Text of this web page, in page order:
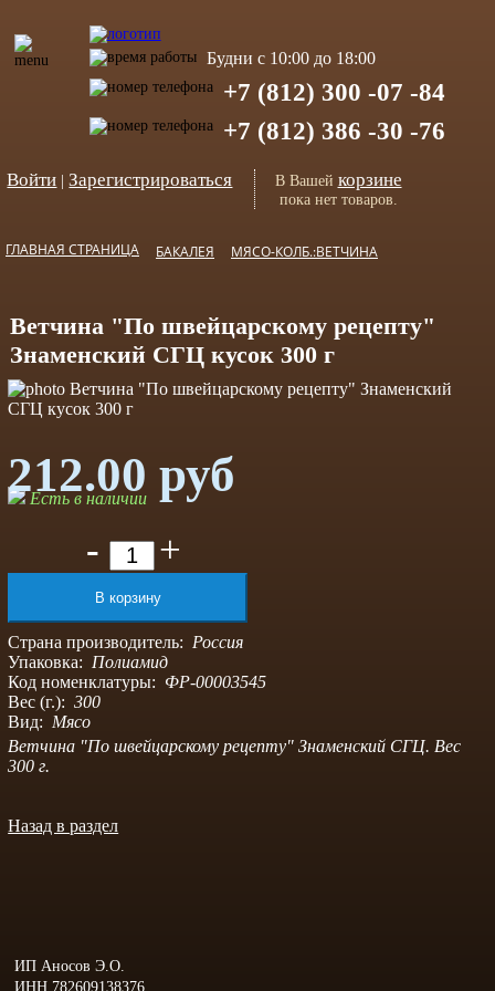
Будни с 10:00 до 18:00
+7 (812) 300 -07 -84
+7 (812) 386 -30 -76
Войти |Зарегистрироваться В Вашей корзине
пока нет товаров.
ГЛАВНАЯ СТРАНИЦА БАКАЛЕЯ МЯСО-КОЛБ.:ВЕТЧИНА
Ветчина "По швейцарскому рецепту"
Знаменский СГЦ кусок 300 г
212.00 руб
Есть в наличии
- +
Страна производитель: Россия
Упаковка: Полиамид
Код номенклатуры: ФР-00003545
Вес (г.): 300
Вид: Мясо
Ветчина "По швейцарскому рецепту" Знаменский СГЦ. Вес
300 г.
Назад в раздел
ИП Аносов Э.О.
ИНН 782609138376